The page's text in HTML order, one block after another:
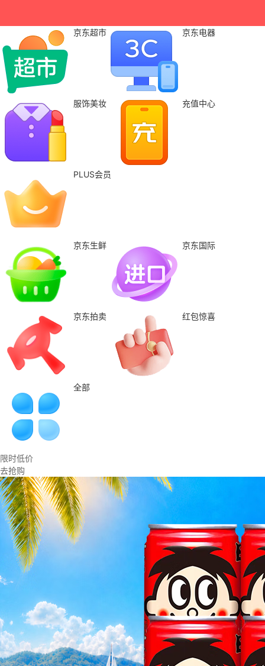
京东超市 京东电器
服饰美妆 充值中心
PLUS会员
京东生鲜 京东国际
京东拍卖 红包惊喜
全部
限时低价
去抢购